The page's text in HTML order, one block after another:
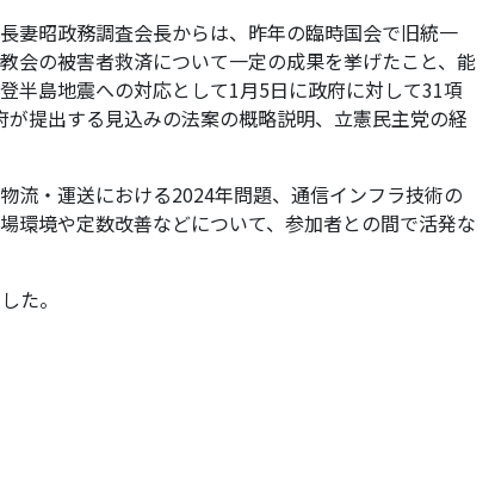
長妻昭政務調査会長からは、昨年の臨時国会で旧統一
教会の被害者救済について一定の成果を挙げたこと、能
登半島地震への対応として1月5日に政府に対して31項
提出する見込みの法案の概略説明、立憲民主党の経
流・運送における2024年問題、通信インフラ技術の
環境や定数改善などについて、参加者との間で活発な
た。